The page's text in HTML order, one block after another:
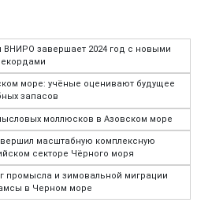
завершает 2024 год с новыми
море: учёные оценивают будущее
запасов
моллюсков в Азовском море
масштабную комплексную
секторе Чёрного моря
промысла и зимовальной миграции
в Черном море